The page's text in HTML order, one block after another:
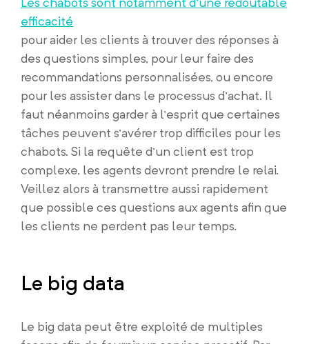
efficacité
pour aider les clients à trouver des réponses à
des questions simples, pour leur faire des
recommandations personnalisées, ou encore
pour les assister dans le processus d’achat. Il
faut néanmoins garder à l’esprit que certaines
tâches peuvent s’avérer trop difficiles pour les
chabots. Si la requête d’un client est trop
complexe, les agents devront prendre le relai.
Veillez alors à transmettre aussi rapidement
que possible ces questions aux agents afin que
les clients ne perdent pas leur temps.
Le big data
Le big data peut être exploité de multiples